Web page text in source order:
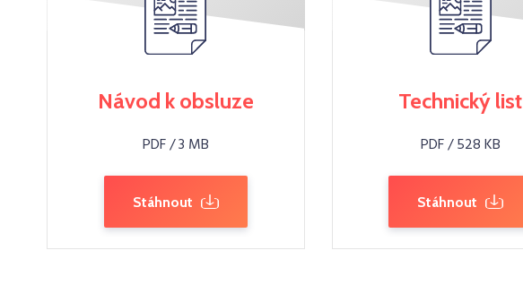
Návod k obsluze
PDF / 3 MB
Stáhnout
Technický list
PDF / 528 KB
Stáhnout